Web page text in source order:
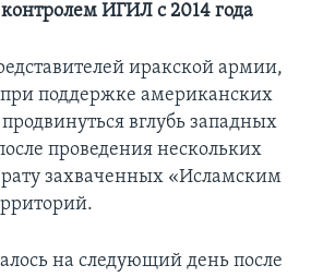
ИГИЛ с 2014 года
иракской армии,
поддержке американских
вглубь западных
проведения нескольких
захваченных «Исламским
на следующий день после